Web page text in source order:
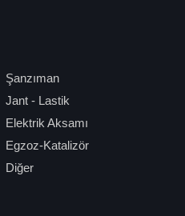
Şanzıman
Jant - Lastik
Elektrik Aksamı
Egzoz-Katalizör
Diğer